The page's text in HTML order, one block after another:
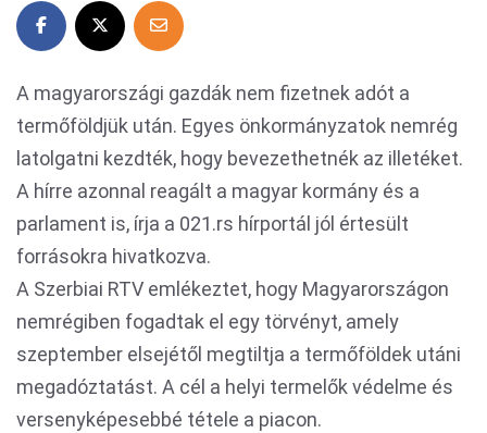
A magyarországi gazdák nem fizetnek adót a
termőföldjük után. Egyes önkormányzatok nemrég
latolgatni kezdték, hogy bevezethetnék az illetéket.
A hírre azonnal reagált a magyar kormány és a
parlament is, írja a 021.rs hírportál jól értesült
forrásokra hivatkozva.
A Szerbiai RTV emlékeztet, hogy Magyarországon
nemrégiben fogadtak el egy törvényt, amely
szeptember elsejétől megtiltja a termőföldek utáni
megadóztatást. A cél a helyi termelők védelme és
versenyképesebbé tétele a piacon.